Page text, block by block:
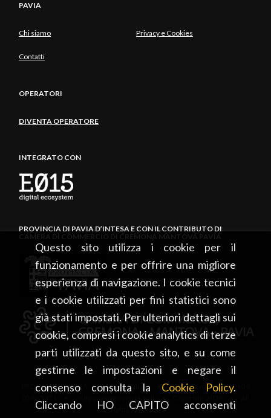
Questo sito utilizza i cookie per il
funzionamento e per offrire una migliore
esperienza di navigazione. I cookie tecnici
e i cookie utilizzati per fini statistici sono
già stati impostati. Per ulteriori dettagli sui
cookie, compresi i cookie analytics di terze
parti utilizzati da questo sito, e su come
gestirne le impostazioni e negare il
consenso consulta la Cookie Policy.
Cliccando HO CAPITO acconsenti
PAVIA
Chi siamo Privacy e Cookies
Contatti
OPERATORI
DIVENTA OPERATORE
INTEGRATO CON
PROVINCIA DI PAVIA D’INTESA E CON IL CONTRIBUTO DI
CAMERA DI COMMERCIO DI CREMONA MANTOVA PAVIA
PROVINCIA DI PAVIA • Piazza Italia, 2 • 27100 Pavia • tel. +39
rights reserved